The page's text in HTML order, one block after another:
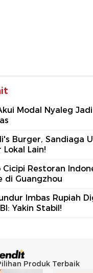
Modal Nyaleg
Burger, Sandiaga
Lain!
Cicipi Restoran
di Guangzhou
Imbas Rupiah
Yakin Stabil!